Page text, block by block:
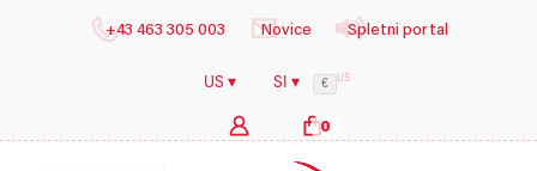
+43 463 305 003 Novice Spletni portal
US ▾ SI ▾ € US
0